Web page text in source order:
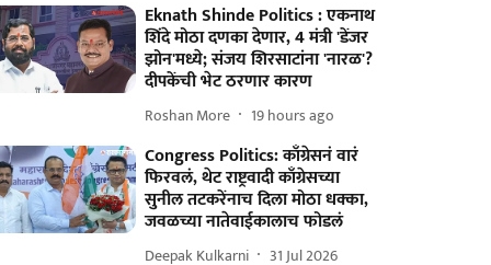
Eknath Shinde Politics : एकनाथ
शिंदे मोठा दणका देणार, 4 मंत्री 'डेंजर
झोन'मध्ये; संजय शिरसाटांना 'नारळ'?
दीपकेंची भेट ठरणार कारण
Roshan More 19 hours ago
Congress Politics: काँग्रेसनं वारं
फिरवलं, थेट राष्ट्रवादी काँग्रेसच्या
सुनील तटकरेंनाच दिला मोठा धक्का,
जवळच्या नातेवाईकालाच फोडलं
Deepak Kulkarni 31 Jul 2026